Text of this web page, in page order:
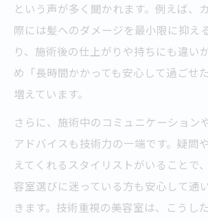
美容室でイメージ通りの仕
方法
美容室で相談力を高めるカ
という声が多く聞かれます。例えば、
際には髪へのダメージを最小限に抑え
り、施術後の仕上がりや持ちにも違い
め「長時間かかっても安心して過ごせ
増えています。
さらに、施術中のコミュニケーション
アドバイスも技術力の一端です。疑問
えてくれるスタイリストがいることで
容室選びに迷っている方も安心して通
きます。技術重視の美容室は、こうし